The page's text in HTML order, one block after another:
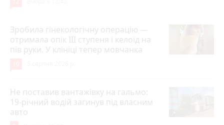
Зробила гінекологічну операцію —
отримала опік ІІІ ступеня і келоїд на
пів руки. У клініці тепер мовчанка
Не поставив вантажівку на гальмо:
19-річний водій загинув під власним
авто